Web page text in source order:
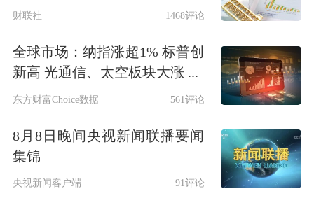
财联社 1468评论
全球市场：纳指涨超1% 标普创
新高 光通信、太空板块大涨 ...
东方财富Choice数据 561评论
8月8日晚间央视新闻联播要闻
集锦
央视新闻客户端 91评论